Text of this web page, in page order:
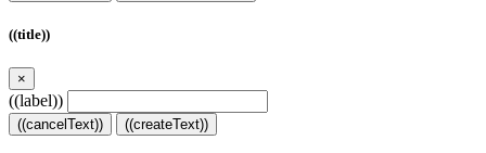
((title))
×
((label))
((cancelText)) ((createText))